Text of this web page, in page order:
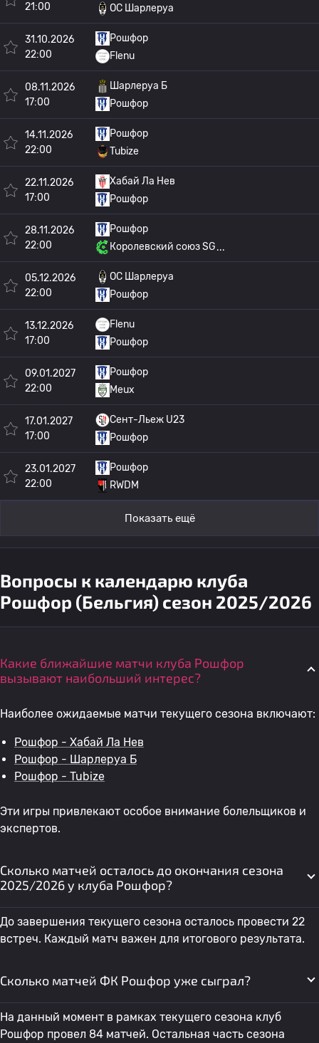
21:00
OC Шарлеруа
31.10.2026
22:00
Рошфор
Flenu
08.11.2026
17:00
Шарлеруа Б
Рошфор
14.11.2026
22:00
Рошфор
Tubize
22.11.2026
17:00
Хабай Ла Нев
Рошфор
28.11.2026
22:00
Рошфор
Королевский союз SG
05.12.2026
22:00
OC Шарлеруа
Рошфор
13.12.2026
17:00
Flenu
Рошфор
09.01.2027
22:00
Рошфор
Meux
17.01.2027
17:00
Сент-Льеж U23
Рошфор
23.01.2027
22:00
Рошфор
RWDM
Показать ещё
Вопросы к календарю клуба
Рошфор (Бельгия) сезон 2025/2026
Какие ближайшие матчи клуба Рошфор
вызывают наибольший интерес?
Наиболее ожидаемые матчи текущего сезона включают:
Рошфор - Хабай Ла Нев
Рошфор - Шарлеруа Б
Рошфор - Tubize
Эти игры привлекают особое внимание болельщиков и
экспертов.
Сколько матчей осталось до окончания сезона
2025/2026 у клуба Рошфор?
До завершения текущего сезона осталось провести 22
встреч. Каждый матч важен для итогового результата.
Сколько матчей ФК Рошфор уже сыграл?
На данный момент в рамках текущего сезона клуб
Рошфор провел 84 матчей. Остальная часть сезона